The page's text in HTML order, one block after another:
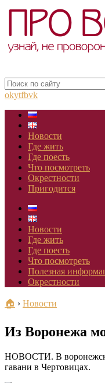
okytfbvk
Новости
Где жить
Где поесть
Что посмотреть
Окрестности
Пригодится
Новости
Где жить
Где поесть
Что посмотреть
Полезная
Окрестности
🏠 › Новости
Из Воронежа
НОВОСТИ. В
гавани в Чертовицах.